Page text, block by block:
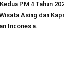
PM 4 Tahun
Asing dan
Indonesia.